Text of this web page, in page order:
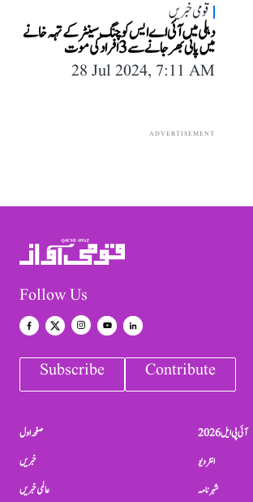
قومی خبریں
دہلی میں آئی اے ایس کوچنگ سینٹر کے تہہ خانے
میں پانی بھر جانے سے 3 افراد کی موت
28 Jul 2024, 7:11 AM
ADVERTISEMENT
Follow Us
Subscribe Contribute
صفحہ اول
خبریں
عالمی خبریں
آئی پی ایل 2026
انٹرویو
شہرنامہ